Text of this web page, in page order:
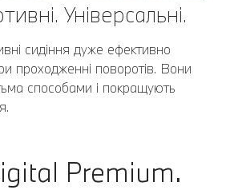
Універсальні.
сидіння дуже ефективно
проходженні поворотів. Вони
способами і покращують
Premium.